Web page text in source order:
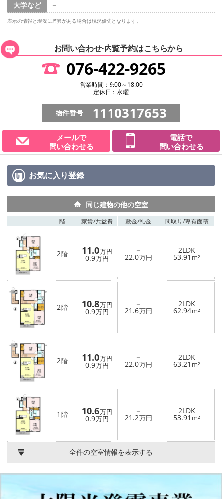
大学など
－
表示の情報と現況に差異がある場合は現況優先となります。
お問い合わせ·内覧予約はこちらから
076-422-9265
営業時間：9:00～18:00
定休日：水曜
物件番号 1110317653
メールで
問い合わせる
電話で
問い合わせる
お気に入り登録
同じ建物の他の空室
階 家賃/共益費 敷金/礼金 間取り/専有面積
2階 11.0万円
0.9万円
－
22.0万円
2LDK
53.91 m²
2階 10.8万円
0.9万円
－
21.6万円
2LDK
62.94m²
2階 11.0万円
0.9万円
－
22.0万円
2LDK
63.21 m²
1 階 10.6万円
0.9万円
－
21.2万円
2LDK
53.91 m²
全件の空室情報を表示する